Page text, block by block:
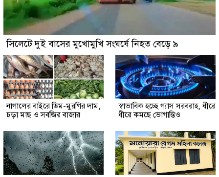
সিলেটে দুই বাসের মুখোমুখি সংঘর্ষে নিহত বেড়ে ৯
নাগালের বাইরে ডিম-মুরগির দাম,
চড়া মাছ ও সবজির বাজার
স্বাভাবিক হচ্ছে গ্যাস সরবরাহ, ধীরে
ধীরে কমছে ভোগান্তিও